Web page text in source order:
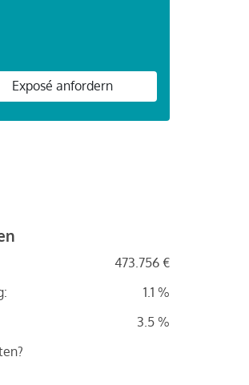
Exposé anfordern
473.756 €
1.1 %
3.5 %